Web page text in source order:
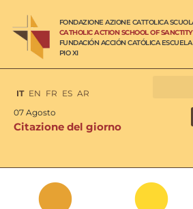
FONDAZIONE AZIONE CATTOLICA
CATHOLIC ACTION SCHOOL OF
FUNDACIÓN ACCIÓN CATÓLICA
PIO XI
IT EN FR ES AR
07 Agosto
Citazione del giorno